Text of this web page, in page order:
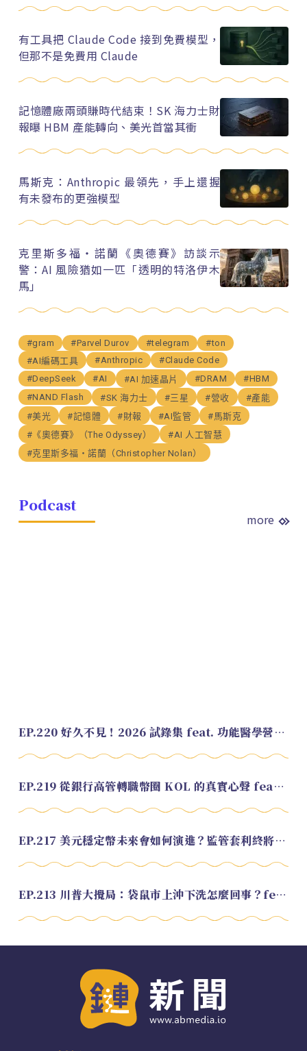
有工具把 Claude Code 接到免費模型，
但那不是免費用 Claude
記憶體廠兩頭賺時代結束！SK 海力士財
報曝 HBM 產能轉向、美光首當其衝
馬斯克：Anthropic 最領先，手上還握
有未發布的更強模型
克里斯多福・諾蘭《奧德賽》訪談示
警：AI 風險猶如一匹「透明的特洛伊木
馬」
#gram #Parvel Durov #telegram
#ton
#AI編碼工具
#Anthropic
#Claude Code
#DeepSeek
#AI #AI 加速晶片 #DRAM
#HBM
#NAND Flash
#SK 海力士 #三星 #營收
#產能
#美光
#記憶體 #財報 #AI監管
#馬斯克
#《奧德賽》（The Odyssey）
#AI 人工智慧
#克里斯多福・諾蘭（Christopher Nolan）
Podcast
more
EP.220 好久不見！2026 試錄集 feat. 功能醫學營養師 美寶
EP.219 從銀行高管轉職幣圈 KOL 的真實心聲 feat.龜大
EP.217 美元穩定幣未來會如何演進？監管套利終將收斂？feat. 研究員 余哲安
EP.213 川普大攪局：袋鼠市上沖下洗怎麼回事？feat. Alvin